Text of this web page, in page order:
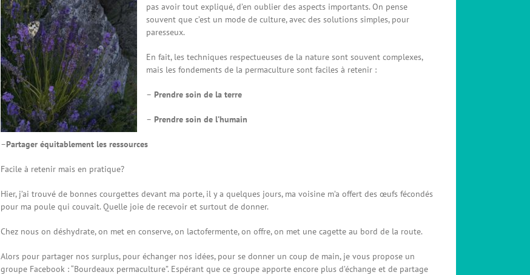
pas avoir tout expliqué, d’en oublier des aspects importants. On pense
souvent que c’est un mode de culture, avec des solutions simples, pour
paresseux.
En fait, les techniques respectueuses de la nature sont souvent complexes,
mais les fondements de la permaculture sont faciles à retenir :
– Prendre soin de la terre
– Prendre soin de l’humain
–Partager équitablement les ressources
Facile à retenir mais en pratique?
Hier, j’ai trouvé de bonnes courgettes devant ma porte, il y a quelques jours, ma voisine m’a offert des œufs fécondés
pour ma poule qui couvait. Quelle joie de recevoir et surtout de donner.
Chez nous on déshydrate, on met en conserve, on lactofermente, on offre, on met une cagette au bord de la route.
Alors pour partager nos surplus, pour échanger nos idées, pour se donner un coup de main, je vous propose un
groupe Facebook : “Bourdeaux permaculture”. Espérant que ce groupe apporte encore plus d’échange et de partage